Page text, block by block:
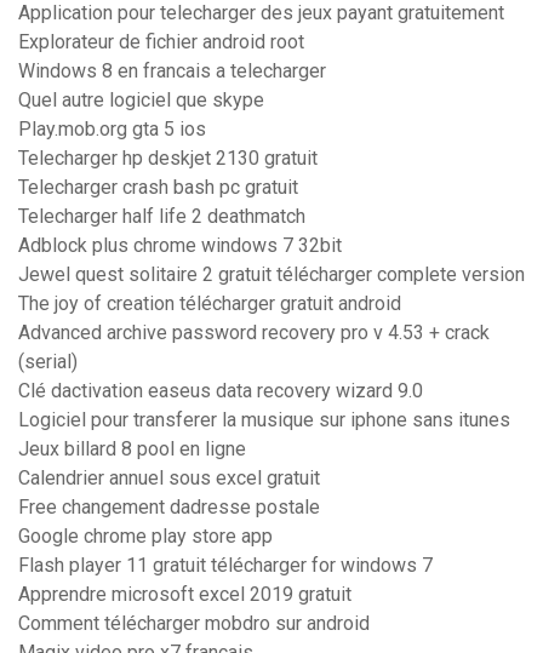
Application pour telecharger des jeux payant gratuitement
Explorateur de fichier android root
Windows 8 en francais a telecharger
Quel autre logiciel que skype
Play.mob.org gta 5 ios
Telecharger hp deskjet 2130 gratuit
Telecharger crash bash pc gratuit
Telecharger half life 2 deathmatch
Adblock plus chrome windows 7 32bit
Jewel quest solitaire 2 gratuit télécharger complete version
The joy of creation télécharger gratuit android
Advanced archive password recovery pro v 4.53 + crack
(serial)
Clé dactivation easeus data recovery wizard 9.0
Logiciel pour transferer la musique sur iphone sans itunes
Jeux billard 8 pool en ligne
Calendrier annuel sous excel gratuit
Free changement dadresse postale
Google chrome play store app
Flash player 11 gratuit télécharger for windows 7
Apprendre microsoft excel 2019 gratuit
Comment télécharger mobdro sur android